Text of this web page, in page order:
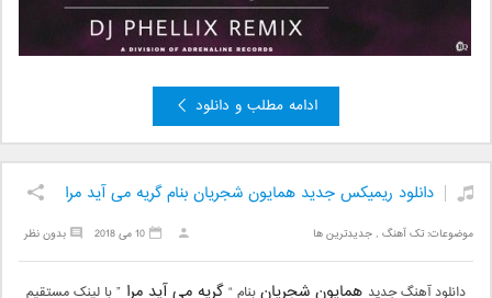
ادامه مطلب و دانلود
دانلود ریمیکس جدید همایون شجریان بنام گریه می آید مرا
موضوعات:تک آهنگ ,جدیدترین ها بدون نظر 10 می 2018
دانلود آهنگ جدید همایون شجریانبنام “گریه می آید مرا ” با لینک مستقیم